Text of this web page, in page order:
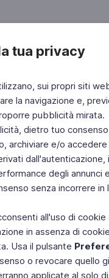
tua privacy
sui propri siti
la navigazione e,
pubblicità mirata.
dietro tuo
archiviare e/o
degli
senza incorrere
all'uso di
in assenza di
Usa il pulsante
o revocare quello
applicate al solo